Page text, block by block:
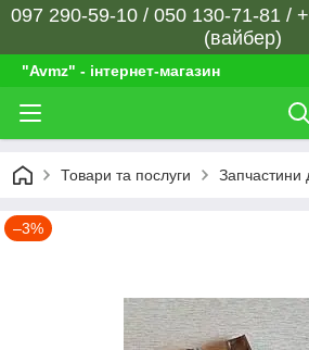
097 290-59-10 / 050 130-71-81 /
(вайбер)
"Avmz" - інтернет-магазин
Товари та послуги Запчастини
–3%